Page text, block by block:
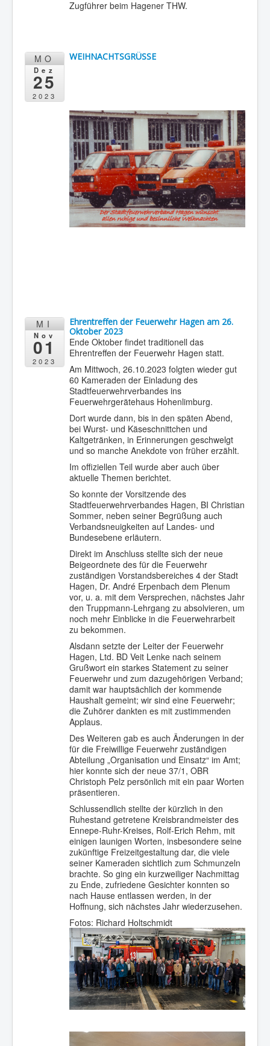
Zugführer beim Hagener THW.
MO
Dez
25
2023
WEIHNACHTSGRÜSSE
MI
Nov
01
2023
Ehrentreffen der Feuerwehr Hagen am 26.
Oktober 2023
Ende Oktober findet traditionell das
Ehrentreffen der Feuerwehr Hagen statt.
Am Mittwoch, 26.10.2023 folgten wieder gut
60 Kameraden der Einladung des
Stadtfeuerwehrverbandes ins
Feuerwehrgerätehaus Hohenlimburg.
Dort wurde dann, bis in den späten Abend,
bei Wurst- und Käseschnittchen und
Kaltgetränken, in Erinnerungen geschwelgt
und so manche Anekdote von früher erzählt.
Im offiziellen Teil wurde aber auch über
aktuelle Themen berichtet.
So konnte der Vorsitzende des
Stadtfeuerwehrverbandes Hagen, BI Christian
Sommer, neben seiner Begrüßung auch
Verbandsneuigkeiten auf Landes- und
Bundesebene erläutern.
Direkt im Anschluss stellte sich der neue
Beigeordnete des für die Feuerwehr
zuständigen Vorstandsbereiches 4 der Stadt
Hagen, Dr. André Erpenbach dem Plenum
vor, u. a. mit dem Versprechen, nächstes Jahr
den Truppmann-Lehrgang zu absolvieren, um
noch mehr Einblicke in die Feuerwehrarbeit
zu bekommen.
Alsdann setzte der Leiter der Feuerwehr
Hagen, Ltd. BD Veit Lenke nach seinem
Grußwort ein starkes Statement zu seiner
Feuerwehr und zum dazugehörigen Verband;
damit war hauptsächlich der kommende
Haushalt gemeint; wir sind eine Feuerwehr;
die Zuhörer dankten es mit zustimmenden
Applaus.
Des Weiteren gab es auch Änderungen in der
für die Freiwillige Feuerwehr zuständigen
Abteilung „Organisation und Einsatz“ im Amt;
hier konnte sich der neue 37/1, OBR
Christoph Pelz persönlich mit ein paar Worten
präsentieren.
Schlussendlich stellte der kürzlich in den
Ruhestand getretene Kreisbrandmeister des
Ennepe-Ruhr-Kreises, Rolf-Erich Rehm, mit
einigen launigen Worten, insbesondere seine
zukünftige Freizeitgestaltung dar, die viele
seiner Kameraden sichtlich zum Schmunzeln
brachte. So ging ein kurzweiliger Nachmittag
zu Ende, zufriedene Gesichter konnten so
nach Hause entlassen werden, in der
Hoffnung, sich nächstes Jahr wiederzusehen.
Fotos: Richard Holtschmidt